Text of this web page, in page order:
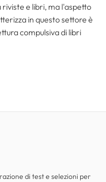
e libri, ma l'aspetto
in questo settore è
compulsiva di libri
di test e selezioni per